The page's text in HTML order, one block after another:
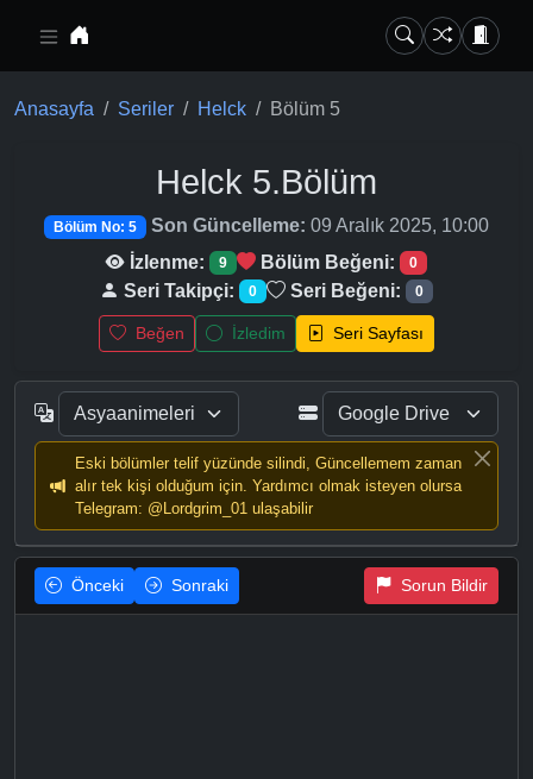
Anasayfa Seriler Helck Bölüm 5
Helck 5.Bölüm
Bölüm No: 5 Son Güncelleme: 09 Aralık 2025, 10:00
İzlenme:
9 Bölüm Beğeni: 0
Seri Takipçi: 0 Seri Beğeni: 0
Beğen İzledim Seri Sayfası
Eski bölümler telif yüzünde silindi, Güncellemem zaman
alır tek kişi olduğum için. Yardımcı olmak isteyen olursa
Telegram: @Lordgrim_01 ulaşabilir
Önceki Sonraki Sorun Bildir